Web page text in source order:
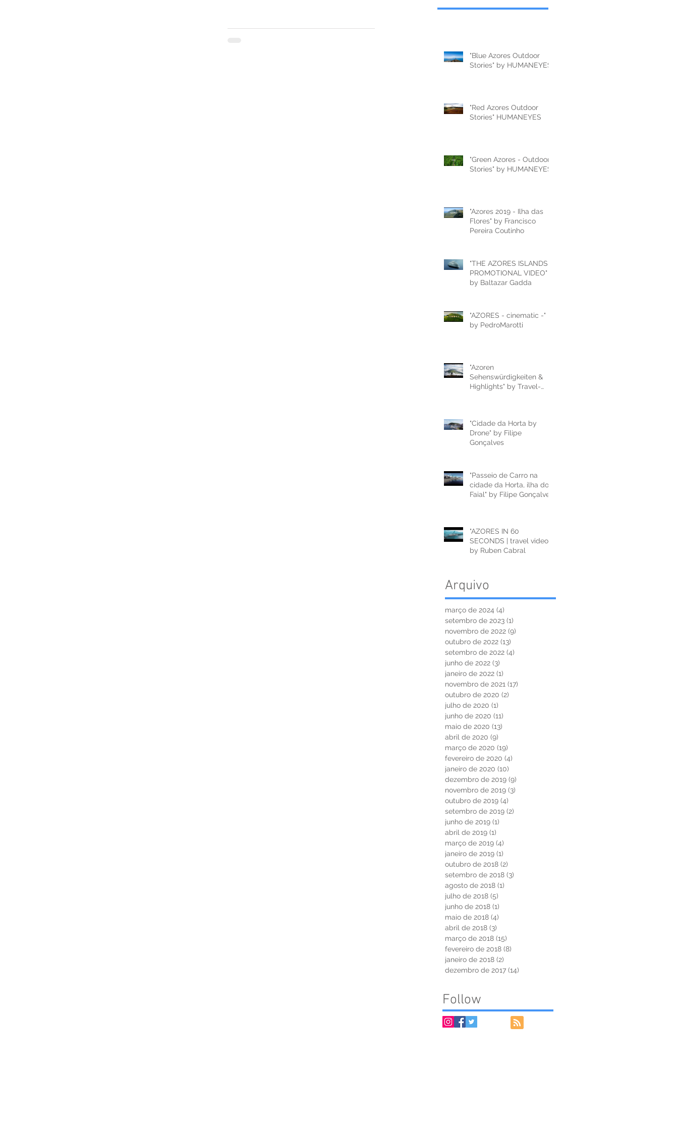
"Blue Azores Outdoor
Stories" by HUMANEYES
"Red Azores Outdoor
Stories" HUMANEYES
"Green Azores - Outdoor
Stories" by HUMANEYES
"Azores 2019 - Ilha das
Flores" by Francisco
Pereira Coutinho
"THE AZORES ISLANDS -
PROMOTIONAL VIDEO"
by Baltazar Gadda
"AZORES - cinematic -"
by PedroMarotti
"Azoren
Sehenswürdigkeiten &
Highlights" by Travel-
"Cidade da Horta by
Drone" by Filipe
Gonçalves
"Passeio de Carro na
cidade da Horta, ilha do
Faial" by Filipe Gonçalves
"AZORES IN 60
SECONDS | travel video"
by Ruben Cabral
Arquivo
março de 2024 (4)
setembro de 2023 (1)
novembro de 2022 (9)
outubro de 2022 (13)
setembro de 2022 (4)
junho de 2022 (3)
janeiro de 2022 (1)
novembro de 2021 (17)
outubro de 2020 (2)
julho de 2020 (1)
junho de 2020 (11)
maio de 2020 (13)
abril de 2020 (9)
março de 2020 (19)
fevereiro de 2020 (4)
janeiro de 2020 (10)
dezembro de 2019 (9)
novembro de 2019 (3)
outubro de 2019 (4)
setembro de 2019 (2)
junho de 2019 (1)
abril de 2019 (1)
março de 2019 (4)
janeiro de 2019 (1)
outubro de 2018 (2)
setembro de 2018 (3)
agosto de 2018 (1)
julho de 2018 (5)
junho de 2018 (1)
maio de 2018 (4)
abril de 2018 (3)
março de 2018 (15)
fevereiro de 2018 (8)
janeiro de 2018 (2)
dezembro de 2017 (14)
Follow